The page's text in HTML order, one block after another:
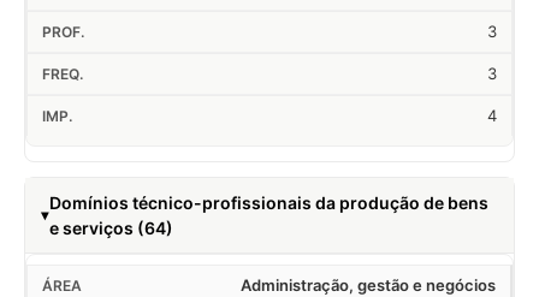
3
3
4
Domínios técnico-profissionais da produção de bens
e serviços (64)
Administração, gestão e negócios